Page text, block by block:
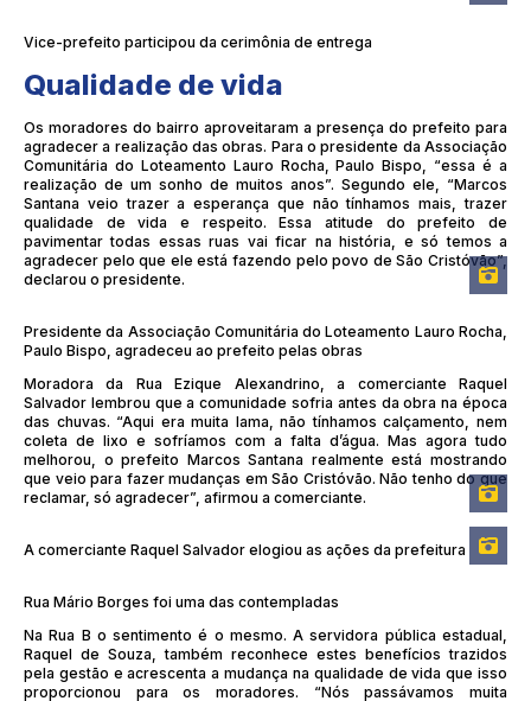
Vice-prefeito participou da cerimônia de entrega
Qualidade de vida
Os moradores do bairro aproveitaram a presença do prefeito para
agradecer a realização das obras. Para o presidente da Associação
Comunitária do Loteamento Lauro Rocha, Paulo Bispo, “essa é a
realização de um sonho de muitos anos”. Segundo ele, “Marcos
Santana veio trazer a esperança que não tínhamos mais, trazer
qualidade de vida e respeito. Essa atitude do prefeito de
pavimentar todas essas ruas vai ficar na história, e só temos a
agradecer pelo que ele está fazendo pelo povo de São Cristóvão”,
declarou o presidente.
Presidente da Associação Comunitária do Loteamento Lauro Rocha,
Paulo Bispo, agradeceu ao prefeito pelas obras
Moradora da Rua Ezique Alexandrino, a comerciante Raquel
Salvador lembrou que a comunidade sofria antes da obra na época
das chuvas. “Aqui era muita lama, não tínhamos calçamento, nem
coleta de lixo e sofríamos com a falta d’água. Mas agora tudo
melhorou, o prefeito Marcos Santana realmente está mostrando
que veio para fazer mudanças em São Cristóvão. Não tenho do que
reclamar, só agradecer”, afirmou a comerciante.
A comerciante Raquel Salvador elogiou as ações da prefeitura
Rua Mário Borges foi uma das contempladas
Na Rua B o sentimento é o mesmo. A servidora pública estadual,
Raquel de Souza, também reconhece estes benefícios trazidos
pela gestão e acrescenta a mudança na qualidade de vida que isso
proporcionou para os moradores. “Nós passávamos muita